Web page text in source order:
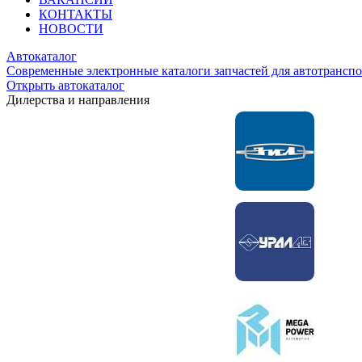
КОНТАКТЫ
НОВОСТИ
Автокаталог
Современные электронные каталоги запчастей для
Открыть автокаталог
Дилерства и направления